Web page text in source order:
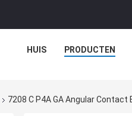
HUIS PRODUCTEN
7208 C P4A GA Angular